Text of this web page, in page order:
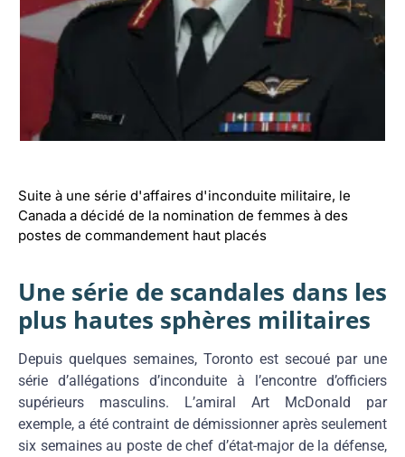
Suite à une série d'affaires d'inconduite militaire, le
Canada a décidé de la nomination de femmes à des
postes de commandement haut placés
Une série de scandales dans les
plus hautes sphères militaires
Depuis quelques semaines, Toronto est secoué par une
série d’allégations d’inconduite à l’encontre d’officiers
supérieurs masculins. L’amiral Art McDonald par
exemple, a été contraint de démissionner après seulement
six semaines au poste de chef d’état-major de la défense,